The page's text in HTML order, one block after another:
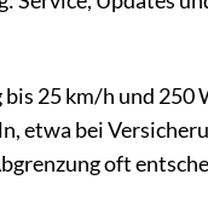
25 km/h und 250
etwa bei
oft